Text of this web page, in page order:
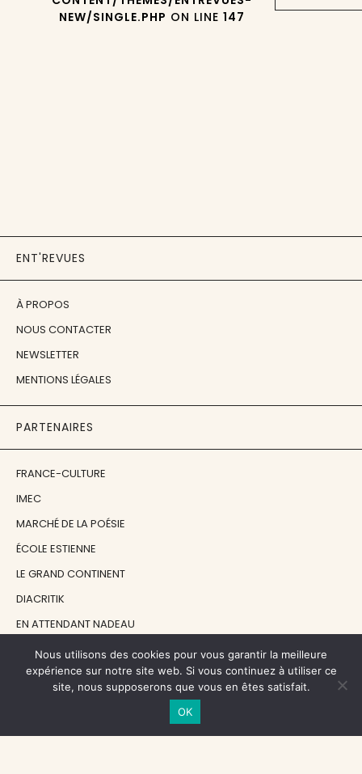
NEW/SINGLE.PHP ON LINE 147
ENT'REVUES
À PROPOS
NOUS CONTACTER
NEWSLETTER
MENTIONS LÉGALES
PARTENAIRES
FRANCE-CULTURE
IMEC
MARCHÉ DE LA POÉSIE
ÉCOLE ESTIENNE
LE GRAND CONTINENT
DIACRITIK
EN ATTENDANT NADEAU
NOS SOUTIENS
Nous utilisons des cookies pour vous garantir la meilleure
expérience sur notre site web. Si vous continuez à utiliser ce
site, nous supposerons que vous en êtes satisfait.
OK